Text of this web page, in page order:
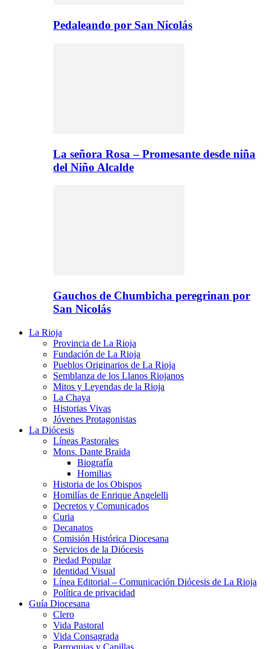
Pedaleando por San Nicolás
La señora Rosa – Promesante desde niña
del Niño Alcalde
Gauchos de Chumbicha peregrinan por
San Nicolás
La Rioja
Provincia de La Rioja
Fundación de La Rioja
Pueblos Originarios de La Rioja
Semblanza de los Llanos Riojanos
Mitos y Leyendas de la Rioja
La Chaya
Historias Vivas
Jóvenes Protagonistas
La Diócesis
Líneas Pastorales
Mons. Dante Braida
Biografía
Homilias
Historia de los Obispos
Homilías de Enrique Angelelli
Decretos y Comunicados
Curia
Decanatos
Comisión Histórica Diocesana
Servicios de la Diócesis
Piedad Popular
Identidad Visual
Línea Editorial – Comunicación Diócesis de La Rioja
Política de privacidad
Guía Diocesana
Clero
Vida Pastoral
Vida Consagrada
Parroquias y Capillas